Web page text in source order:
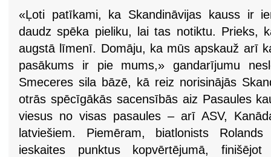
«Ļoti patīkami, ka Skandināvijas kauss ir
daudz spēka pieliku, lai tas notiktu. Prieks,
augstā līmenī. Domāju, ka mūs apskauž arī
pasākums ir pie mums,» gandarījumu
Smeceres sila bāzē, kā reiz norisinājās
otrās spēcīgākās sacensībās aiz Pasaules
viesus no visas pasaules – arī ASV,
latviešiem. Piemēram, biatlonists
ieskaites punktus kopvērtējumā,